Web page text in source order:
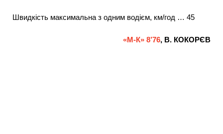
Швидкість максимальна з одним водієм, км/год … 45
«М-К» 8’76, В. КОКОРЄВ